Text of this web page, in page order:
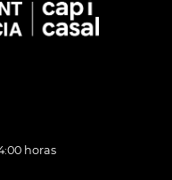
horas